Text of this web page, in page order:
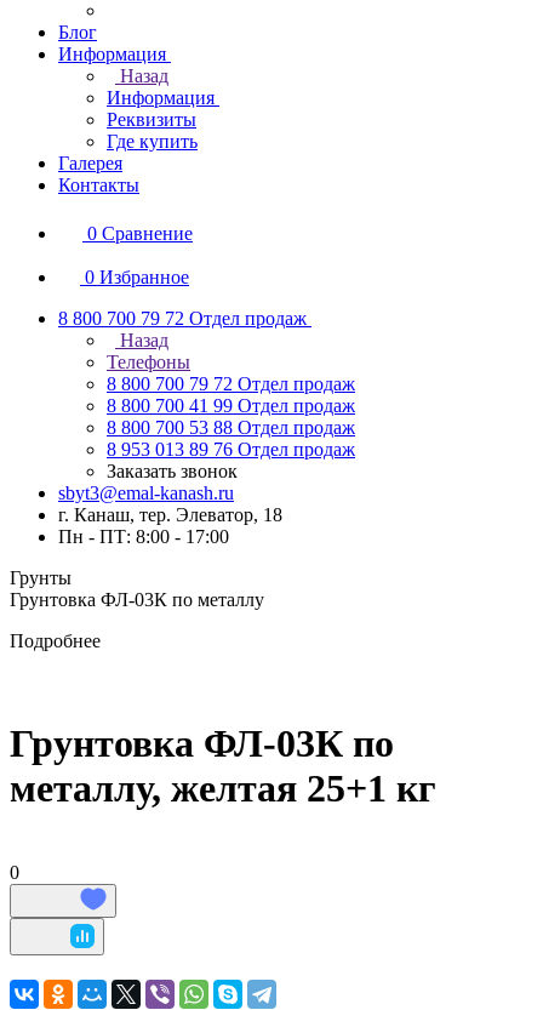
Блог
Информация
Назад
Информация
Реквизиты
Где купить
Галерея
Контакты
0 Сравнение
0 Избранное
8 800 700 79 72 Отдел продаж
Назад
Телефоны
8 800 700 79 72 Отдел продаж
8 800 700 41 99 Отдел продаж
8 800 700 53 88 Отдел продаж
8 953 013 89 76 Отдел продаж
Заказать звонок
sbyt3@emal-kanash.ru
г. Канаш, тер. Элеватор, 18
Пн - ПТ: 8:00 - 17:00
Грунты
Грунтовка ФЛ-03К по металлу
Подробнее
Грунтовка ФЛ-03К по
металлу, желтая 25+1 кг
0